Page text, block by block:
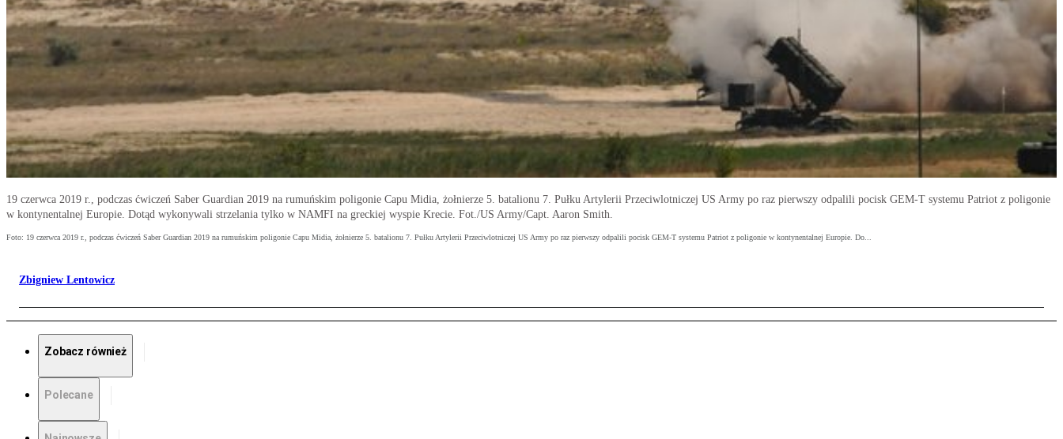
19 czerwca 2019 r., podczas ćwiczeń Saber Guardian 2019 na rumuńskim poligonie Capu Midia, żołnierze 5. batalionu 7. Pułku Artylerii Przeciwlotniczej US Army po raz pierwszy odpalili pocisk GEM-T systemu Patriot z poligonie
w kontynentalnej Europie. Dotąd wykonywali strzelania tylko w NAMFI na greckiej wyspie Krecie. Fot./US Army/Capt. Aaron Smith.
Foto: 19 czerwca 2019 r., podczas ćwiczeń Saber Guardian 2019 na rumuńskim poligonie Capu Midia, żołnierze 5. batalionu 7. Pułku Artylerii Przeciwlotniczej US Army po raz pierwszy odpalili pocisk GEM-T systemu Patriot z poligonie w kontynentalnej Europie. Do...
Zbigniew Lentowicz
Zobacz również
Polecane